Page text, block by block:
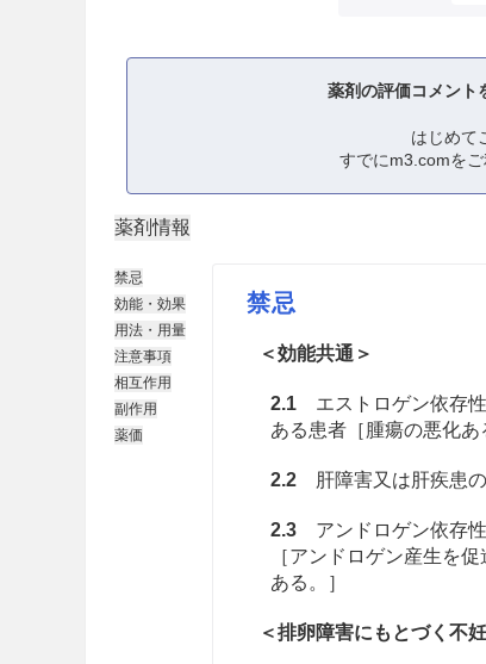
薬剤の評価コメント
はじめて
すでにm3.comを
薬剤情報
禁忌
効能・効果
用法・用量
注意事項
相互作用
副作用
薬価
禁忌
＜効能共通＞
2.1エストロゲン依存性
ある患者［腫瘍の悪化あ
2.2肝障害又は肝疾患の
2.3アンドロゲン依存性
［アンドロゲン産生を
ある。］
＜排卵障害にもとづく不